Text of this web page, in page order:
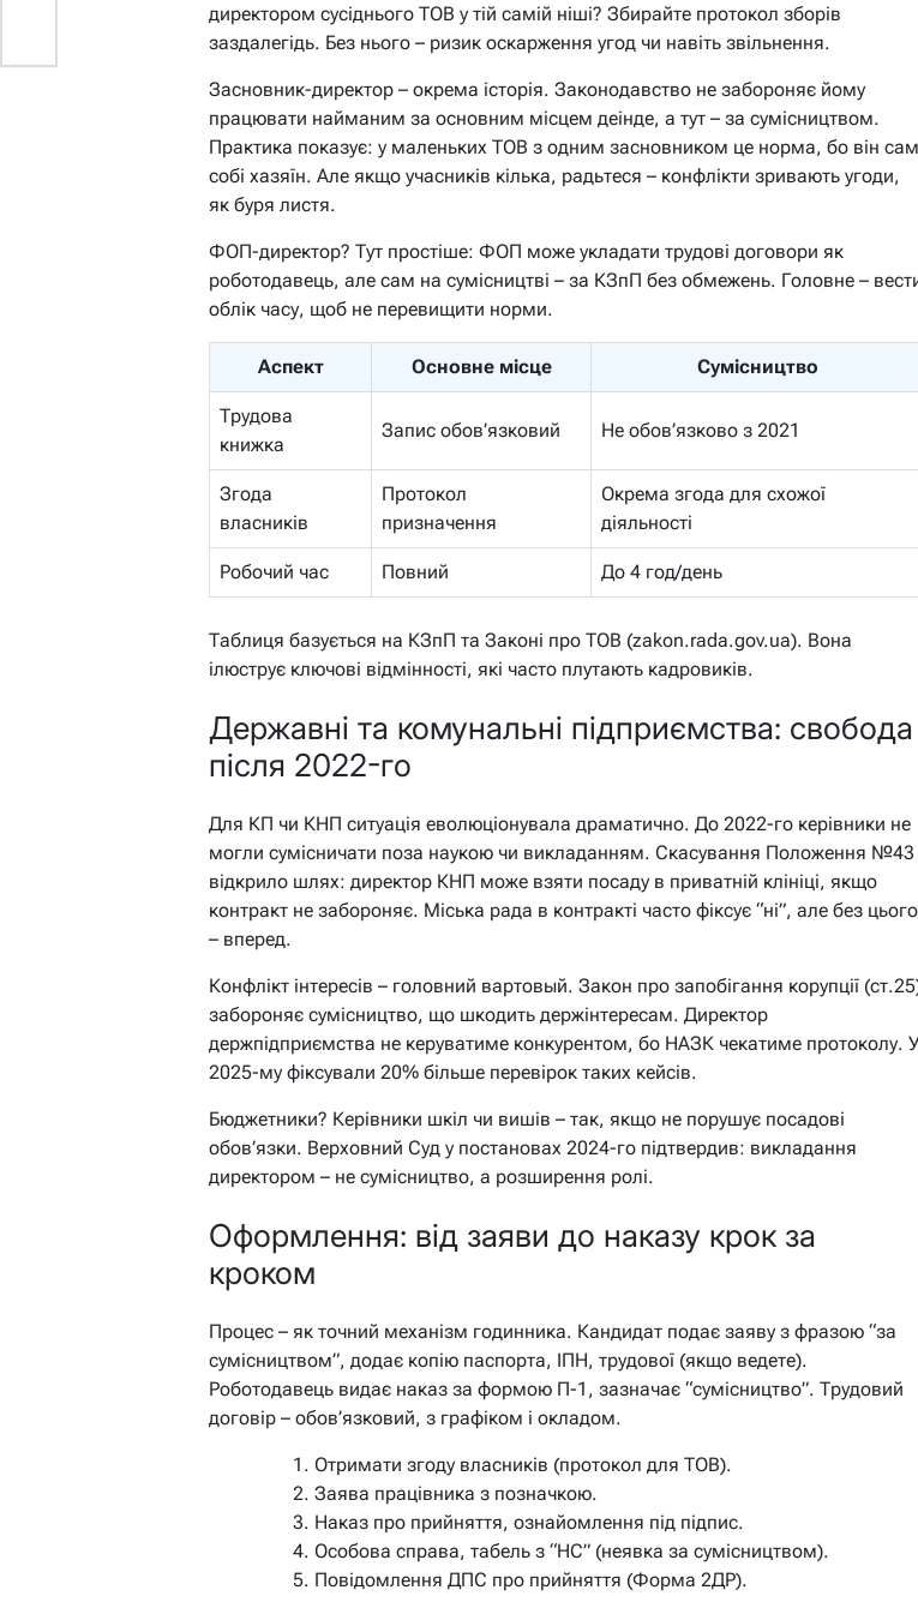
директором сусіднього ТОВ у тій самій ніші? Збирайте протокол зборів
заздалегідь. Без нього – ризик оскарження угод чи навіть звільнення.
Засновник-директор – окрема історія. Законодавство не забороняє йому
працювати найманим за основним місцем деінде, а тут – за сумісництвом.
Практика показує: у маленьких ТОВ з одним засновником це норма, бо він сам
собі хазяїн. Але якщо учасників кілька, радьтеся – конфлікти зривають угоди,
як буря листя.
ФОП-директор? Тут простіше: ФОП може укладати трудові договори як
роботодавець, але сам на сумісництві – за КЗпП без обмежень. Головне –
облік часу, щоб не перевищити норми.
Аспект Основне місце Сумісництво
Трудова
книжка
Запис обов’язковий Не обов’язково з 2021
Згода
власників
Протокол
призначення
Окрема згода для схожої
діяльності
Робочий час Повний До 4 год/день
Таблиця базується на КЗпП та Законі про ТОВ (zakon.rada.gov.ua). Вона
ілюструє ключові відмінності, які часто плутають кадровиків.
Державні та комунальні підприємства: свобода
після 2022-го
Для КП чи КНП ситуація еволюціонувала драматично. До 2022-го керівники не
могли сумісничати поза наукою чи викладанням. Скасування Положення №43
відкрило шлях: директор КНП може взяти посаду в приватній клініці, якщо
контракт не забороняє. Міська рада в контракті часто фіксує “ні”, але без цього
– вперед.
Конфлікт інтересів – головний вартовый. Закон про запобігання корупції
забороняє сумісництво, що шкодить держінтересам. Директор
держпідприємства не керуватиме конкурентом, бо НАЗК чекатиме протоколу.
2025-му фіксували 20% більше перевірок таких кейсів.
Бюджетники? Керівники шкіл чи вишів – так, якщо не порушує посадові
обов’язки. Верховний Суд у постановах 2024-го підтвердив: викладання
директором – не сумісництво, а розширення ролі.
Оформлення: від заяви до наказу крок за
кроком
Процес – як точний механізм годинника. Кандидат подає заяву з фразою “за
сумісництвом”, додає копію паспорта, ІПН, трудової (якщо ведете).
Роботодавець видає наказ за формою П-1, зазначає “сумісництво”. Трудовий
договір – обов’язковий, з графіком і окладом.
Отримати згоду власників (протокол для ТОВ).
Заява працівника з позначкою.
Наказ про прийняття, ознайомлення під підпис.
Особова справа, табель з “НС” (неявка за сумісництвом).
Повідомлення ДПС про прийняття (Форма 2ДР).